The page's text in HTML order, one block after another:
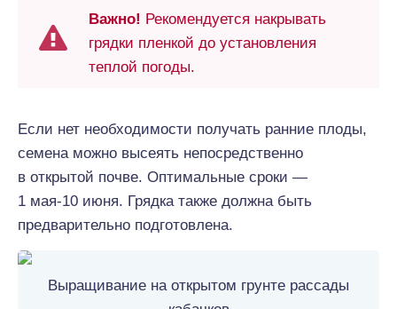
Важно! Рекомендуется накрывать
грядки пленкой до установления
теплой погоды.
Если нет необходимости получать ранние плоды,
семена можно высеять непосредственно
в открытой почве. Оптимальные сроки —
1 мая-10 июня. Грядка также должна быть
предварительно подготовлена.
Выращивание на открытом грунте рассады